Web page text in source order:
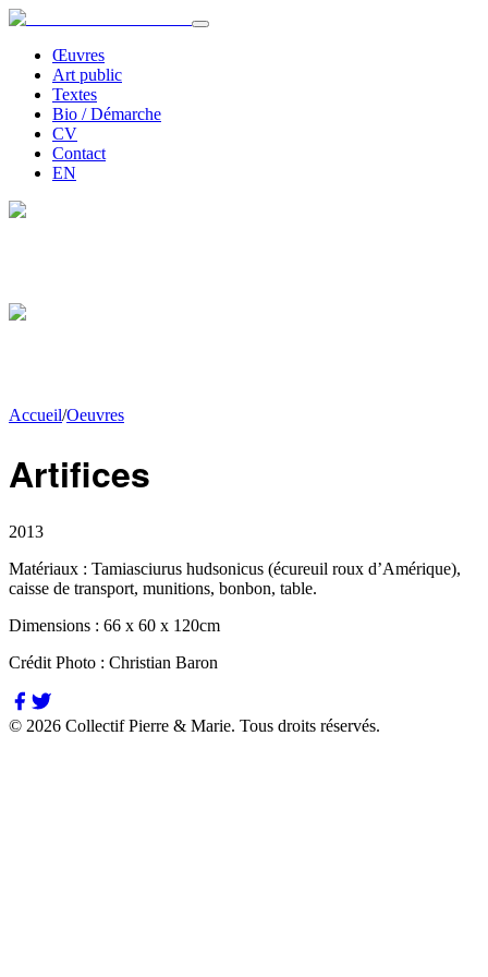
Œuvres
Art public
Textes
Bio / Démarche
CV
Contact
EN
Accueil/Oeuvres
Artifices
2013
Matériaux : Tamiasciurus hudsonicus (écureuil roux d’Amérique),
caisse de transport, munitions, bonbon, table.
Dimensions : 66 x 60 x 120cm
Crédit Photo : Christian Baron
© 2026 Collectif Pierre & Marie. Tous droits réservés.